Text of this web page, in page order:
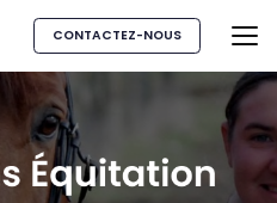
CONTACTEZ-NOUS